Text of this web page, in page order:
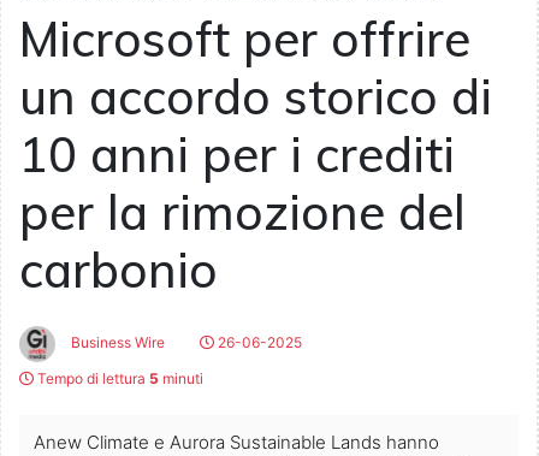
Microsoft per offrire
un accordo storico di
10 anni per i crediti
per la rimozione del
carbonio
Business Wire
26-06-2025
Tempo di lettura 5 minuti
Anew Climate e Aurora Sustainable Lands hanno